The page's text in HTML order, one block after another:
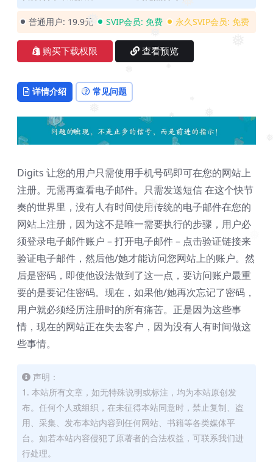
❅
❅ ❅
❅
❅
❅
❅
❅
❅
❅
普通用户: 19.9元 SVIP会员: 免费 永久SVIP会员: 免费
购买下载权限 查看预览
详情介绍 常见问题
Digits 让您的用户只需使用手机号码即可在您的网站上
注册。无需再查看电子邮件。只需发送短信 在这个快节
奏的世界里，没有人有时间使用传统的电子邮件在您的
网站上注册，因为这不是唯一需要执行的步骤，用户必
须登录电子邮件账户 – 打开电子邮件 – 点击验证链接来
验证电子邮件，然后他/她才能访问您网站上的账户。然
后是密码，即使他设法做到了这一点，要访问账户最重
要的是要记住密码。现在，如果他/她再次忘记了密码，
用户就必须经历注册时的所有痛苦。正是因为这些事
情，现在的网站正在失去客户，因为没有人有时间做这
些事情。
声明：
1. 本站所有文章，如无特殊说明或标注，均为本站原创发
布。任何个人或组织，在未征得本站同意时，禁止复制、盗
用、采集、发布本站内容到任何网站、书籍等各类媒体平
台。如若本站内容侵犯了原著者的合法权益，可联系我们进
行处理。